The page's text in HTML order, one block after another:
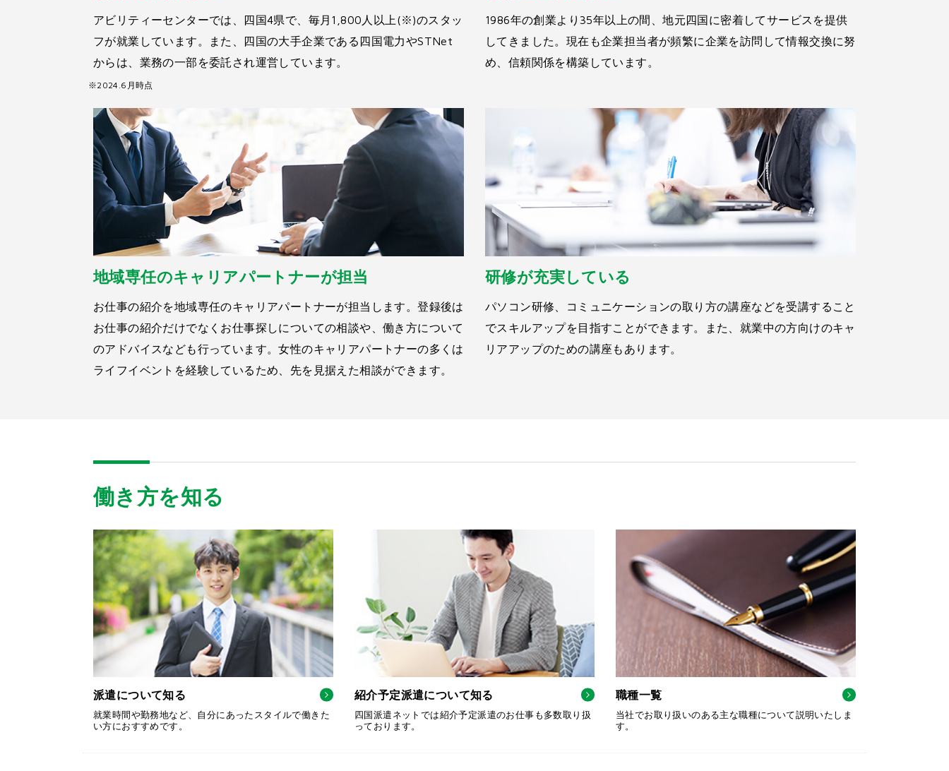
アビリティーセンターでは、四国4県で、毎月1,800人以上(※)のスタッ
フが就業しています。また、四国の大手企業である四国電力やSTNet
からは、業務の一部を委託され運営しています。
※2024.6月時点
1986年の創業より35年以上の間、地元四国に密着してサービスを提供
してきました。現在も企業担当者が頻繁に企業を訪問して情報交換に努
め、信頼関係を構築しています。
地域専任のキャリアパートナーが担当
お仕事の紹介を地域専任のキャリアパートナーが担当します。登録後は
お仕事の紹介だけでなくお仕事探しについての相談や、働き方について
のアドバイスなども行っています。女性のキャリアパートナーの多くは
ライフイベントを経験しているため、先を見据えた相談ができます。
研修が充実している
パソコン研修、コミュニケーションの取り方の講座などを受講すること
でスキルアップを目指すことができます。また、就業中の方向けのキャ
リアアップのための講座もあります。
働き方を知る
派遣について知る
就業時間や勤務地など、自分にあったスタイルで働きた
い方におすすめです。
紹介予定派遣について知る
四国派遣ネットでは紹介予定派遣のお仕事も多数取り扱
っております。
職種一覧
当社でお取り扱いのある主な職種について説明いたしま
す。